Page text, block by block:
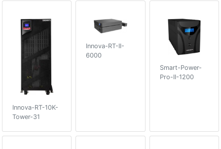
Innova-RT-10K-
Tower-31
Innova-RT-II-
6000
Smart-Power-
Pro-II-1200